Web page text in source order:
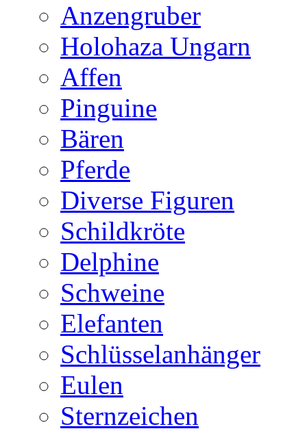
Anzengruber
Holohaza Ungarn
Affen
Pinguine
Bären
Pferde
Diverse Figuren
Schildkröte
Delphine
Schweine
Elefanten
Schlüsselanhänger
Eulen
Sternzeichen